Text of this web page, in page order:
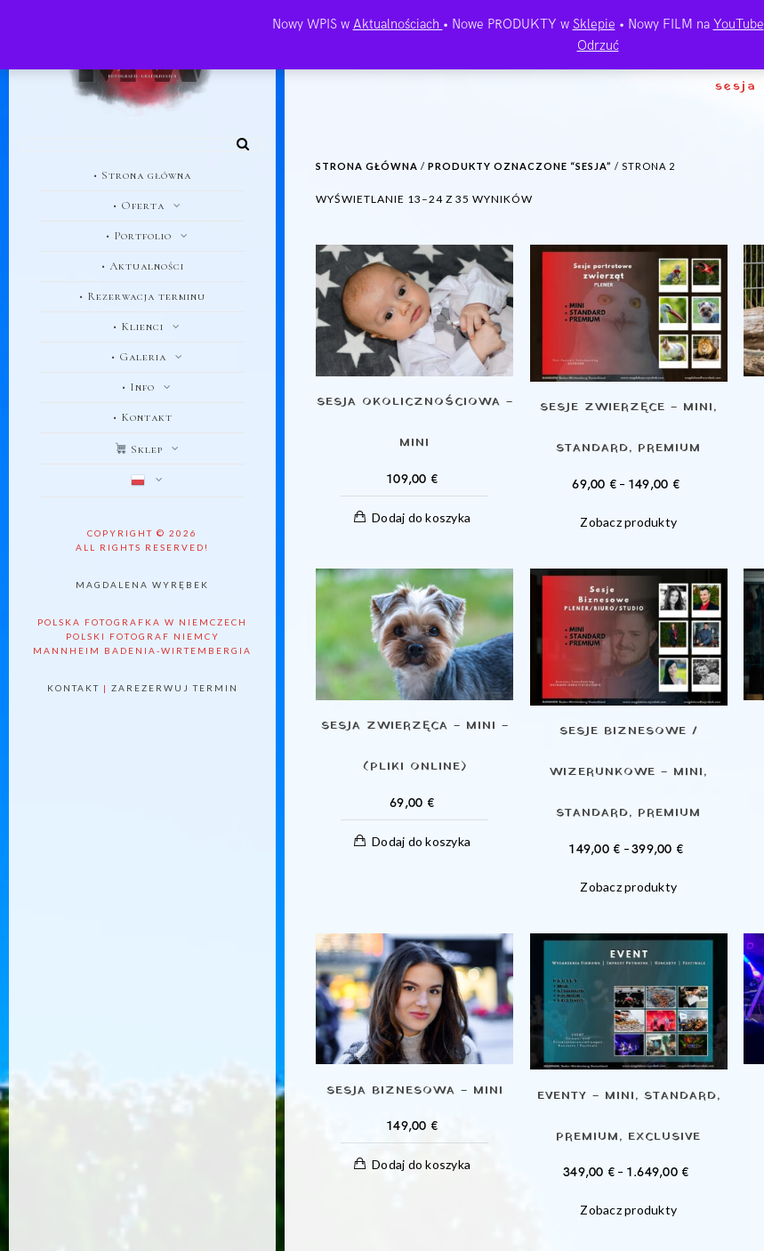
• Strona główna
• Oferta
• Portfolio
• Aktualności
• Rezerwacja terminu
• Klienci
• Galeria
• Info
• Kontakt
Sklep
COPYRIGHT © 2026
ALL RIGHTS RESERVED!
MAGDALENA WYRĘBEK
POLSKA FOTOGRAFKA W NIEMCZECH
POLSKI FOTOGRAF NIEMCY
MANNHEIM BADENIA-WIRTEMBERGIA
KONTAKT | ZAREZERWUJ TERMIN
sesja
STRONA GŁÓWNA /PRODUKTY OZNACZONE “SESJA” / STRONA 2
WYŚWIETLANIE 13–24 Z 35 WYNIKÓW
SESJA OKOLICZNOŚCIOWA –
MINI
109,00 €
Dodaj do koszyka
SESJE ZWIERZĘCE – MINI,
STANDARD, PREMIUM
69,00 € – 149,00 €ZAKRES
149,00 €
Zobacz produkty
SESJA ZWIERZĘCA – MINI –
(PLIKI ONLINE)
69,00 €
Dodaj do koszyka
SESJE BIZNESOWE /
WIZERUNKOWE – MINI,
STANDARD, PREMIUM
149,00 € –399,00 €
399,00 €
Zobacz produkty
SESJA BIZNESOWA – MINI
149,00 €
Dodaj do koszyka
EVENTY – MINI, STANDARD,
PREMIUM, EXCLUSIVE
349,00 € – 1.649,00 €
Zobacz produkty
Nowy WPIS w Aktualnościach • Nowe PRODUKTY w Sklepie • Nowy FILM na YouTube
Odrzuć